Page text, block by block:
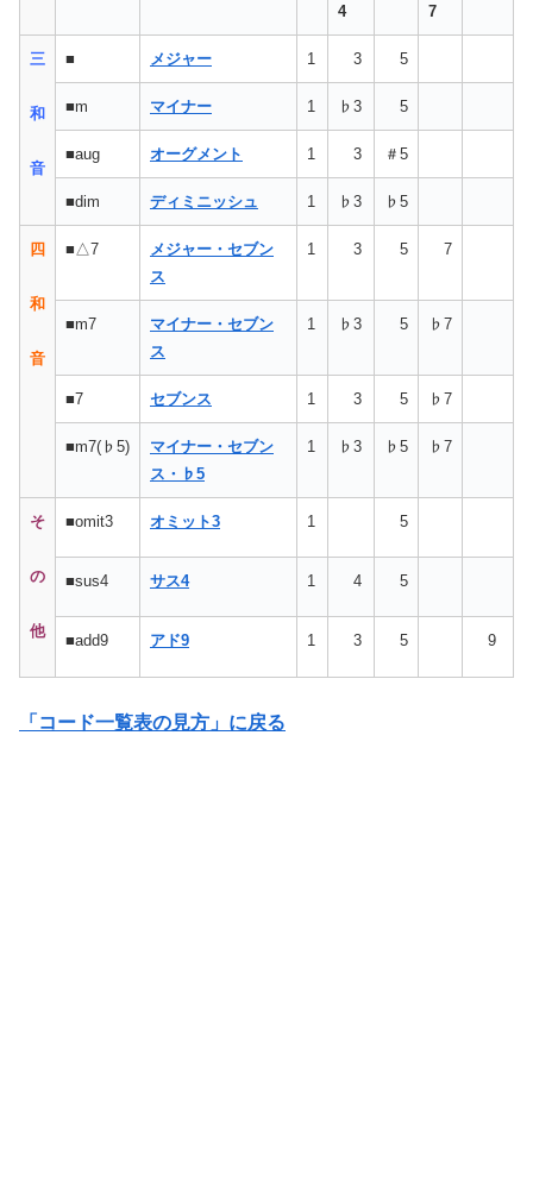
～応用・実践～
～応用・実践～
～応用・実践～
～応用・実践～
4
7
三
和
音
■ メジャー 1 3 5
■m マイナー 1 ♭3 5
■aug オーグメント 1 3 ＃5
■dim ディミニッシュ 1 ♭3 ♭5
四
和
音
■△7
メジャー・セブン
ス
1 3 5 7
■m7
マイナー・セブン
ス
1 ♭3 5 ♭7
■7 セブンス 1 3 5 ♭7
■m7(♭5)
マイナー・セブン
ス・♭5
1 ♭3 ♭5 ♭7
そ
の
他
■omit3 オミット3 1 5
■sus4 サス4 1 4 5
■add9 アド9 1 3 5 9
「コード一覧表の見方」に戻る